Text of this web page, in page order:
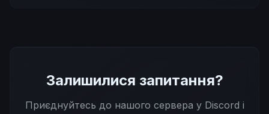
Залишилися запитання?
Приєднуйтесь до нашого сервера у Discord і